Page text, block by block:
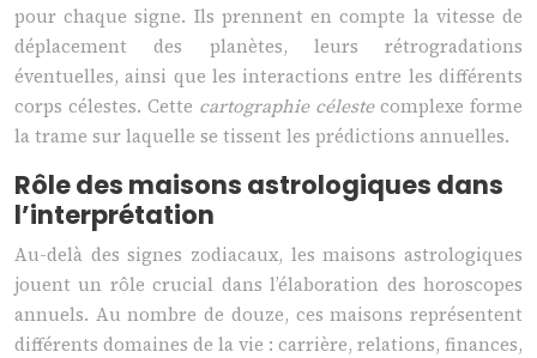
pour chaque signe. Ils prennent en compte la vitesse de
déplacement des planètes, leurs rétrogradations
éventuelles, ainsi que les interactions entre les différents
corps célestes. Cette cartographie célestecomplexe forme
la trame sur laquelle se tissent les prédictions annuelles.
Rôle des maisons astrologiques dans
l’interprétation
Au-delà des signes zodiacaux, les maisons astrologiques
jouent un rôle crucial dans l’élaboration des horoscopes
annuels. Au nombre de douze, ces maisons représentent
différents domaines de la vie : carrière, relations, finances,